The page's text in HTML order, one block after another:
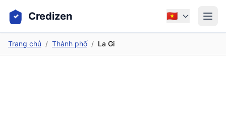
Credizen 🇻🇳
Trang chủ / Thành phố / La Gi